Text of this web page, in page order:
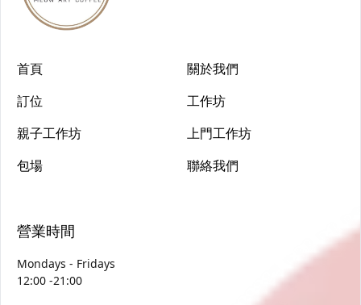
首頁
關於我們
訂位
工作坊
親子工作坊
上門工作坊
包場
聯絡我們
營業時間
Mondays - Fridays
12:00 -21:00